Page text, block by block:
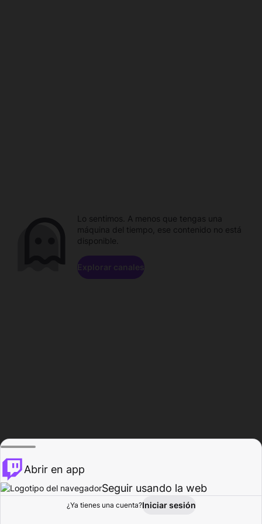
Explorar Actividad
Lo sentimos. A menos que tengas una
máquina del tiempo, ese contenido no está
disponible.
Explorar canales
Abrir en app
Seguir usando la web
¿Ya tienes una cuenta?Iniciar sesión